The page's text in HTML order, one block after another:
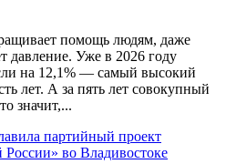
помощь людям, даже
давление. Уже в 2026 году
на 12,1% — самый высокий
лет. А за пять лет совокупный
значит,...